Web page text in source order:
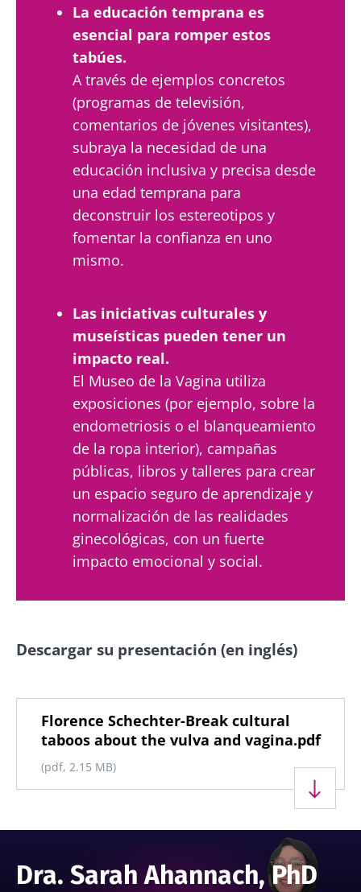
La educación temprana es
esencial para romper estos
tabúes.
A través de ejemplos concretos
(programas de televisión,
comentarios de jóvenes visitantes),
subraya la necesidad de una
educación inclusiva y precisa desde
una edad temprana para
deconstruir los estereotipos y
fomentar la confianza en uno
mismo.
Las iniciativas culturales y
museísticas pueden tener un
impacto real.
El Museo de la Vagina utiliza
exposiciones (por ejemplo, sobre la
endometriosis o el blanqueamiento
de la ropa interior), campañas
públicas, libros y talleres para crear
un espacio seguro de aprendizaje y
normalización de las realidades
ginecológicas, con un fuerte
impacto emocional y social.
Descargar su presentación (en inglés)
Florence Schechter-Break cultural
taboos about the vulva and vagina.pdf
(pdf, 2.15 MB)
Dra. Sarah Ahannach, PhD
Redirección
Está a punto de ser redirigido y de dejar
nuestro sitio web.
Quedarse en el sitio web del Biocodex Microbiota
Institute
Mantenerse informado
Únase a la comunidad de la microbiota y reciba
una vez al mes "The Essential" que le permitirá
mantenerse informado sobre la microbiota
noticias de Biocodex
He leído y acepto lascondiciones generales
uso y lapolítica de protección de datos
Biocodex Microbiota Institute
* Campo obligatorio
BMI 20-35
Me gustaría registrarme para recibir más
noticias de Biocodex
He leído y acepto lascondiciones generales
uso y lapolítica de protección de datos
Biocodex Microbiota Institute
* Campo obligatorio
Descubrir
El kéfir: ¿un
aliado natural
de nuestra
microbiota?
Ligeramente
burbujeante,
ácido y
rebosante de
microorganismos
vivos, el kéfir
paladar ...
Los yogures, los
grandes aliados de
tu microbiota
intestinal
Independientemente
de la preferencia
individual por el
yogur tradicional, el
queso fresco batido
o el skyr,...